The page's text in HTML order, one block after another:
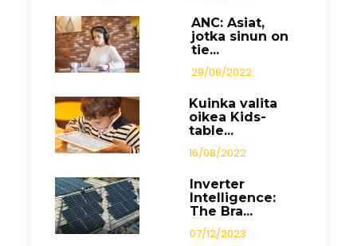
ANC: Asiat,
jotka sinun on
tie...
29/08/2022
Kuinka valita
oikea Kids-
table...
16/08/2022
Inverter
Intelligence:
The Bra...
07/12/2023